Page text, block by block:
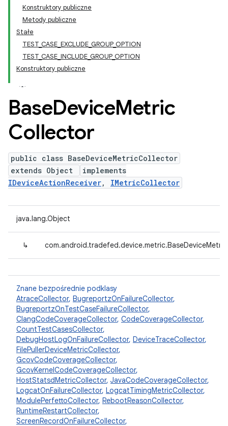
Konstruktory publiczne
Metody publiczne
Stałe
TEST_CASE_EXCLUDE_GROUP_OPTION
TEST_CASE_INCLUDE_GROUP_OPTION
Konstruktory publiczne
BaseDeviceMetric
Collector
public class BaseDeviceMetricCollector
extends Object
implements
IDeviceActionReceiver, IMetricCollector
java.lang.Object
↳
Znane bezpośrednie podklasy
AtraceCollector, BugreportzOnFailureCollector,
BugreportzOnTestCaseFailureCollector,
ClangCodeCoverageCollector, CodeCoverageCollector,
CountTestCasesCollector,
DebugHostLogOnFailureCollector, DeviceTraceCollector,
FilePullerDeviceMetricCollector,
GcovCodeCoverageCollector,
GcovKernelCodeCoverageCollector,
HostStatsdMetricCollector, JavaCodeCoverageCollector,
LogcatOnFailureCollector, LogcatTimingMetricCollector,
ModulePerfettoCollector, RebootReasonCollector,
RuntimeRestartCollector,
ScreenRecordOnFailureCollector,